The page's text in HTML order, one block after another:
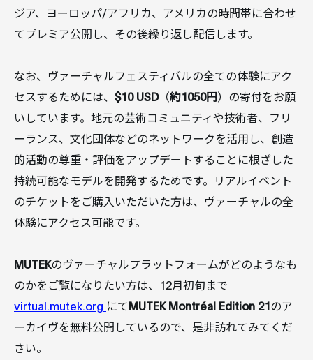
ジア、ヨーロッパ/アフリカ、アメリカの時間帯に合わせ
てプレミア公開し、その後繰り返し配信します。
なお、ヴァーチャルフェスティバルの全ての体験にアク
セスするためには、 $10 USD（約1050円）の寄付をお願
いしています。地元の芸術コミュニティや技術者、フリ
ーランス、文化団体などのネットワークを活用し、創造
的活動の尊重・評価をアップデートすることに根ざした
持続可能なモデルを開発するためです。リアルイベント
のチケットをご購入いただいた方は、ヴァーチャルの全
体験にアクセス可能です。
MUTEKのヴァーチャルプラットフォームがどのようなも
のかをご覧になりたい方は、12月初旬まで
virtual.mutek.org にてMUTEK Montréal Edition 21のア
ーカイヴを無料公開しているので、是非訪れてみてくだ
さい。